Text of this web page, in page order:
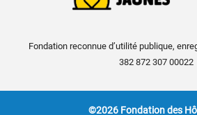
Fondation reconnue d’utilité publique,
382 872 307 00022
©2026 Fondation des